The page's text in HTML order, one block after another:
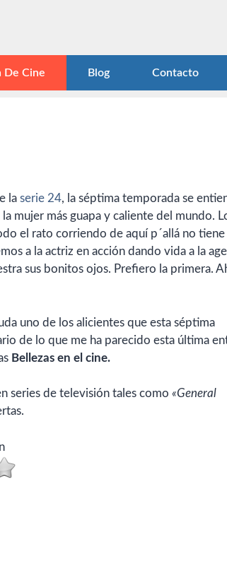
De Cine Blog Contacto
la serie 24, la séptima temporada se
mujer más guapa y caliente del mundo.
el rato corriendo de aquí p´allá no tiene
a la actriz en acción dando vida a la
sus bonitos ojos. Prefiero la primera.
uno de los alicientes que esta séptima
de lo que me ha parecido esta última
Bellezas en el cine.
series de televisión tales como «General